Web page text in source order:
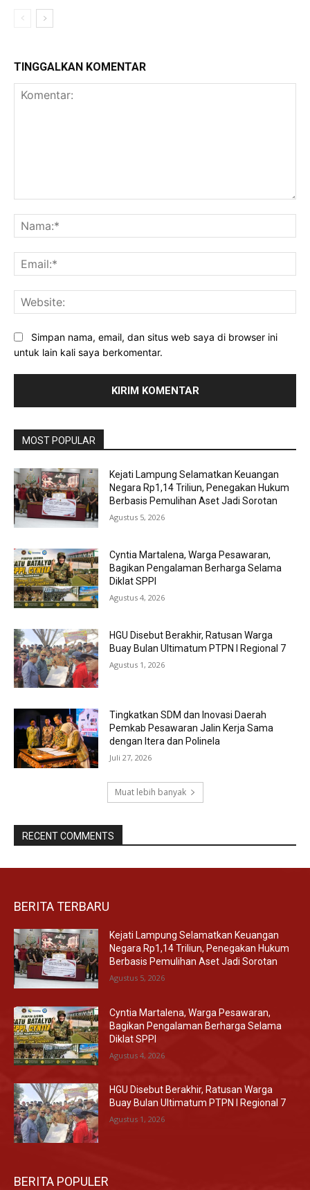
TINGGALKAN KOMENTAR
Simpan nama, email, dan situs web saya di browser ini
untuk lain kali saya berkomentar.
MOST POPULAR
Kejati Lampung Selamatkan Keuangan
Negara Rp1,14 Triliun, Penegakan Hukum
Berbasis Pemulihan Aset Jadi Sorotan
Agustus 5, 2026
Cyntia Martalena, Warga Pesawaran,
Bagikan Pengalaman Berharga Selama
Diklat SPPI
Agustus 4, 2026
HGU Disebut Berakhir, Ratusan Warga
Buay Bulan Ultimatum PTPN I Regional 7
Agustus 1, 2026
Tingkatkan SDM dan Inovasi Daerah
Pemkab Pesawaran Jalin Kerja Sama
dengan Itera dan Polinela
Juli 27, 2026
Muat lebih banyak
RECENT COMMENTS
BERITA TERBARU
Kejati Lampung Selamatkan Keuangan
Negara Rp1,14 Triliun, Penegakan Hukum
Berbasis Pemulihan Aset Jadi Sorotan
Agustus 5, 2026
Cyntia Martalena, Warga Pesawaran,
Bagikan Pengalaman Berharga Selama
Diklat SPPI
Agustus 4, 2026
HGU Disebut Berakhir, Ratusan Warga
Buay Bulan Ultimatum PTPN I Regional 7
Agustus 1, 2026
BERITA POPULER